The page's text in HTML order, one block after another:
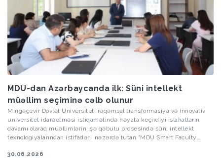
MDU-dan Azərbaycanda ilk: Süni intellekt
müəllim seçiminə cəlb olunur
Mingəçevir Dövlət Universiteti rəqəmsal transformasiya və innovativ
universitet idarəetməsi istiqamətində həyata keçirdiyi islahatların
davamı olaraq müəllimlərin işə qəbulu prosesində süni intellekt
texnologiyalarından istifadəni nəzərdə tutan "MDU Smart Faculty
30.06.2026